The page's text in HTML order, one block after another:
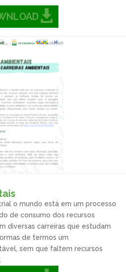
o mundo está em um processo
de consumo dos recursos
diversas carreiras que estudam
de termos um
sem que faltem recursos